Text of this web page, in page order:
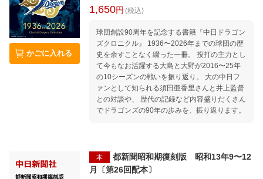
かごに入れる
1,650円 (税込)
球団創設90周年を記念する書籍『中日ドラゴン
ズクロニクル』 1936〜2026年までの球団の歴
史を余すことなく綴った一冊。 投打の主力とし
て今もなお活躍する大島と大野が2016〜25年
の10シーズンの戦いを振り返り。 大の中日フ
ァンとして知られる須田亜香里さんと井上監督
との対談や、 歴代の記録など内容盛りだくさん
でドラゴンズの90年の歩みを、振り返ります。
本
都新聞昭和期復刻版 昭和13年9〜12
月〔第26回配本〕